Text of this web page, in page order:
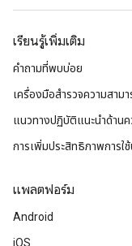
เรียนรู้เพิ่มเติม
คำถามที่พบบ่อย
เครื่องมือสำรวจความสามา
แนวทางปฏิบัติแนะนําด้าน
การเพิ่มประสิทธิภาพการใช้
แพลตฟอร์ม
Android
iOS